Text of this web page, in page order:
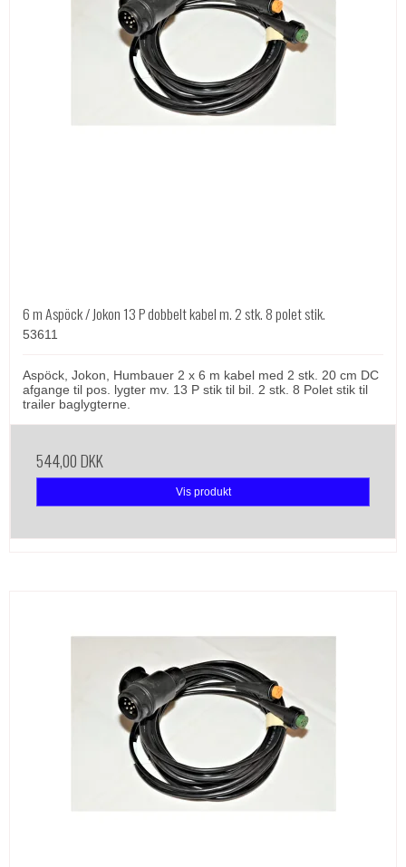
6 m Aspöck / Jokon 13 P dobbelt kabel m. 2 stk. 8 polet stik.
53611
Aspöck, Jokon, Humbauer 2 x 6 m kabel med 2 stk. 20 cm DC
afgange til pos. lygter mv. 13 P stik til bil. 2 stk. 8 Polet stik til
trailer baglygterne.
544,00 DKK
Vis produkt